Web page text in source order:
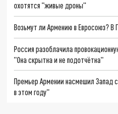
охотятся "живые дроны"
Возьмут ли Армению в Евросоюз? В
Россия разоблачила
"Она скрытна и не подотчётна"
Премьер Армении насмешил Запад
в этом году"